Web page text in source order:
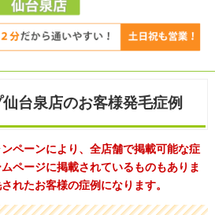
台泉店のお客様発毛症例
ペーンにより、全店舗で掲載可能な症
ページに掲載されているものもありま
れたお客様の症例になります。